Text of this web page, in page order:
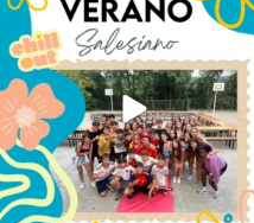
de la ESO...
146 2